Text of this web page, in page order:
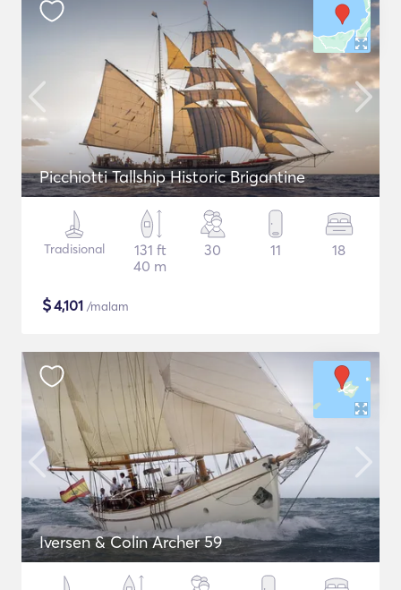
Picchiotti Tallship Historic Brigantine
Tradisional
131 ft
40 m
30 11 18
$4,101 /malam
Iversen & Colin Archer 59